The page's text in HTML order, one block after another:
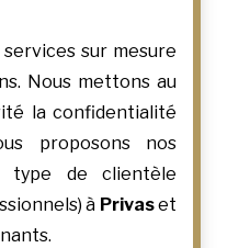
sur mesure
Nous mettons au
la confidentialité
proposons nos
type de clientèle
à Privaset